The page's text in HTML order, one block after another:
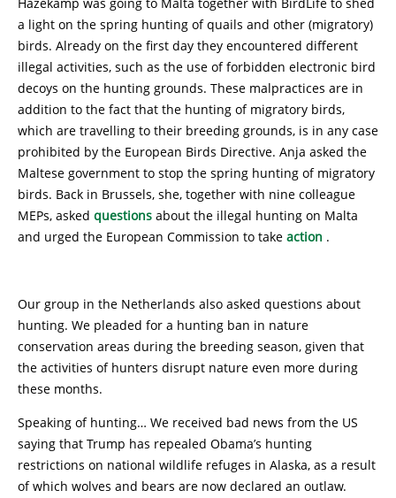
a light on the spring hunting of quails and other (migratory)
birds. Already on the first day they encountered different
illegal activities, such as the use of forbidden electronic bird
decoys on the hunting grounds. These malpractices are in
addition to the fact that the hunting of migratory birds,
which are travelling to their breeding grounds, is in any case
prohibited by the European Birds Directive. Anja asked the
Maltese government to stop the spring hunting of migratory
birds. Back in Brussels, she, together with nine colleague
MEPs, asked questions about the illegal hunting on Malta
and urged the European Commission to take action .
Our group in the Netherlands also asked questions about
hunting. We pleaded for a hunting ban in nature
conservation areas during the breeding season, given that
the activities of hunters disrupt nature even more during
these months.
Speaking of hunting… We received bad news from the US
saying that Trump has repealed Obama’s hunting
restrictions on national wildlife refuges in Alaska, as a result
of which wolves and bears are now declared an outlaw.